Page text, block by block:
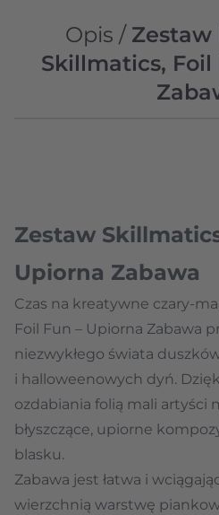
Opis /
Skillmatics, Foil
Zestaw
Upiorna Zabawa
Czas na kreatywne czary-
Foil Fun – Upiorna Zabawa
niezwykłego świata
i halloweenowych dyń.
ozdabiania folią mali artyści
błyszczące, upiorne
blasku.
Zabawa jest łatwa i
wierzchnią warstwę